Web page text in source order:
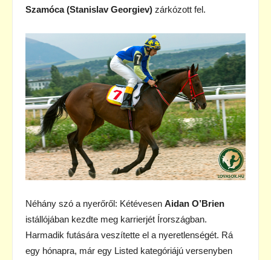
Szamóca (Stanislav Georgiev) zárkózott fel.
Néhány szó a nyerőről: Kétévesen Aidan O’Brien
istállójában kezdte meg karrierjét Írországban.
Harmadik futására veszítette el a nyeretlenségét. Rá
egy hónapra, már egy Listed kategóriájú versenyben